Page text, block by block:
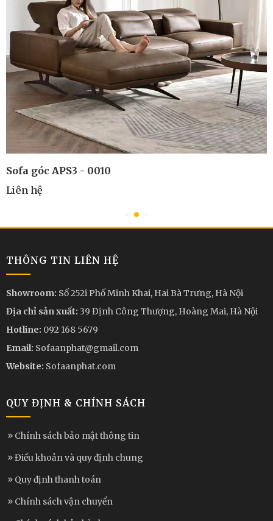
Sofa góc APS3 - 0010
Liên hệ
THÔNG TIN LIÊN HỆ
Showroom: Số 252i Phố Minh Khai, Hai Bà Trưng, Hà Nội
Địa chỉ sản xuất: 39 Định Công Thượng, Hoàng Mai, Hà Nội
Hotline: 092 168 5679
Email: Sofaanphat@gmail.com
Website: Sofaanphat.com
QUY ĐỊNH & CHÍNH SÁCH
Chính sách bảo mật thông tin
Điều khoản và quy định chung
Quy định thanh toán
Chính sách vận chuyển